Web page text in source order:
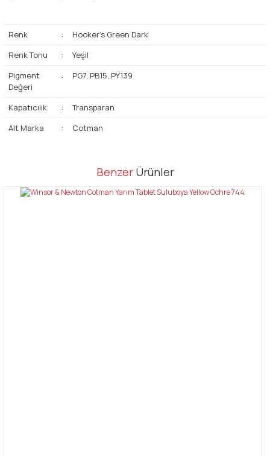
Renk :
Hooker's Green Dark
Renk Tonu
:
Yeşil
Pigment
Değeri
: PG7, PB15, PY139
Kapatıcılık :
Transparan
Alt Marka
: Cotman
Bu ürüne ilk yorumu siz yapın!
Bu ürünün fiyat bilgisi, resim, ürün açıklamalarında ve diğer
tarafımıza iletebilirsiniz.
Benzer Ürünler